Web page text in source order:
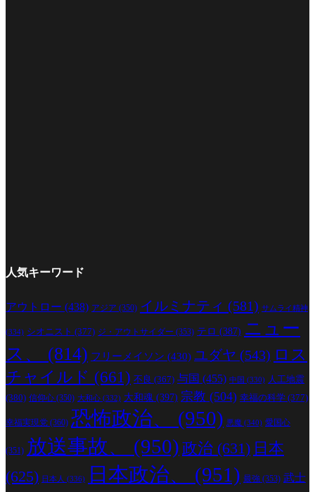
人気キーワード
アウトロー (438) アジア (350) イルミナティ (581) サムライ精神
(334) シオニスト (377) ジ・アウトサイダー (353) テロ (387) ニュー
ス、
(814) フリーメイソン (430) ユダヤ (543) ロス
チャイルド (661) 不良 (367) 与国 (455) 中国 (330)
人工地震
(380) 信仰心 (350) 大和心 (332) 大和魂 (397) 宗教 (504) 幸福の科学 (377)
幸福実現党 (360) 恐怖政治、 (950) 悪魔 (340) 愛国心
(351) 放送事故、 (950) 政治 (631) 日本
(625) 日本人 (336) 日本政治、 (951) 最強 (353) 武士